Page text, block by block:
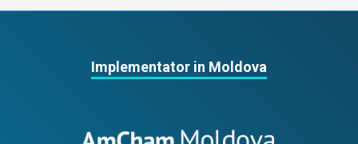
Implementator in Moldova